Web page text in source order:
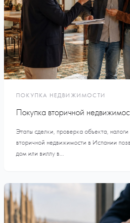
ПОКУПКА НЕДВИЖИМОСТИ
Покупка вторичной
Этапы сделки, проверка объекта,
вторичной недвижимости в Испании
дом или виллу в...